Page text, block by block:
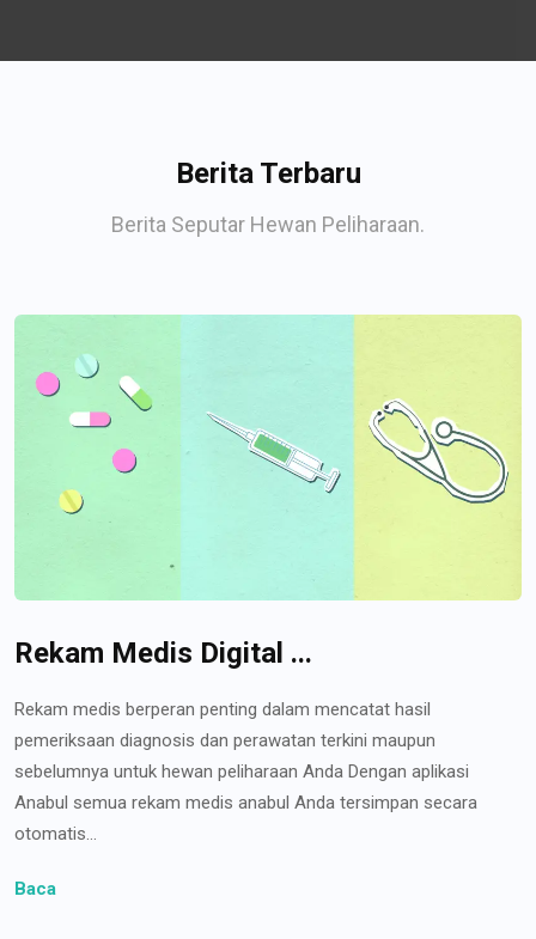
Berita Terbaru
Berita Seputar Hewan Peliharaan.
Rekam Medis Digital ...
Rekam medis berperan penting dalam mencatat hasil
pemeriksaan diagnosis dan perawatan terkini maupun
sebelumnya untuk hewan peliharaan Anda Dengan aplikasi
Anabul semua rekam medis anabul Anda tersimpan secara
otomatis...
Baca